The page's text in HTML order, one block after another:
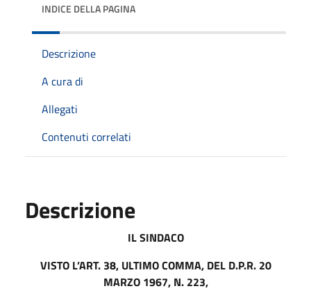
INDICE DELLA PAGINA
Descrizione
A cura di
Allegati
Contenuti correlati
Descrizione
IL SINDACO
VISTO L’ART. 38, ULTIMO COMMA, DEL D.P.R. 20
MARZO 1967, N. 223,